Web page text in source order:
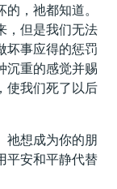
，祂都知道。
，但是我们无法
坏事应得的惩罚
沉重的感觉并赐
使我们死了以后
祂想成为你的朋
平安和平静代替